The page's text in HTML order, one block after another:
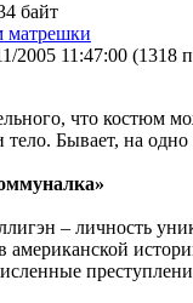
байт
матрешки
2005 11:47:00 (1318
что костюм
Бывает, на
– личность
американской